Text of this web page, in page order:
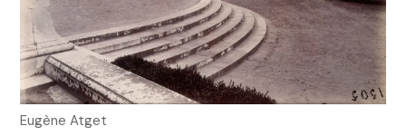
Eugène Atget